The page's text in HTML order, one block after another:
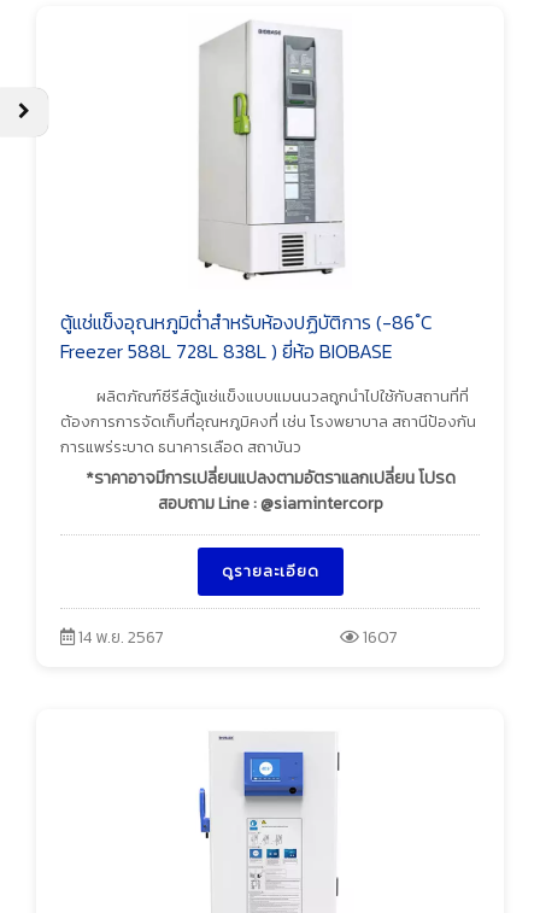
ตู้แช่แข็งอุณหภูมิต่ำสำหรับห้องปฏิบัติการ (-86 ํC
Freezer 588L 728L 838L ) ยี่ห้อ BIOBASE
ผลิตภัณฑ์ซีรีส์ตู้แช่แข็งแบบแมนนวลถูกนำไปใช้กับสถานที่ที่
ต้องการการจัดเก็บที่อุณหภูมิคงที่ เช่น โรงพยาบาล สถานีป้องกัน
การแพร่ระบาด ธนาคารเลือด สถาบันว
*ราคาอาจมีการเปลี่ยนแปลงตามอัตราแลกเปลี่ยน โปรด
สอบถาม Line : @siamintercorp
ดูรายละเอียด
14 พ.ย. 2567 1607